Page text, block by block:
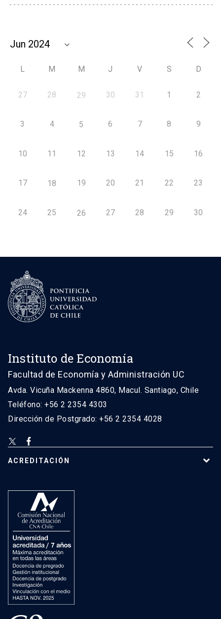
L M M J V S D
27 28 29 30 31 1 2
3 4 5 6 7 8 9
10 11 12 13 14 15 16
17 18 19 20 21 22 23
24 25 26 27 28 29 30
Instituto de Economía
Facultad de Economía y Administración UC
Avda. Vicuña Mackenna 4860, Macul. Santiago, Chile
Teléfono: +56 2 2354 4303
Dirección de Postgrado: +56 2 2354 4028
ACREDITACIÓN